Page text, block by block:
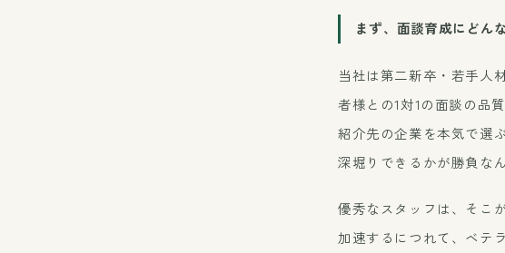
まず、面談育成にどん
当社は第二新卒・若手人
者様との1対1の面談の品
紹介先の企業を本気で選
深堀りできるかが勝負な
優秀なスタッフは、そこ
加速するにつれて、ベテ